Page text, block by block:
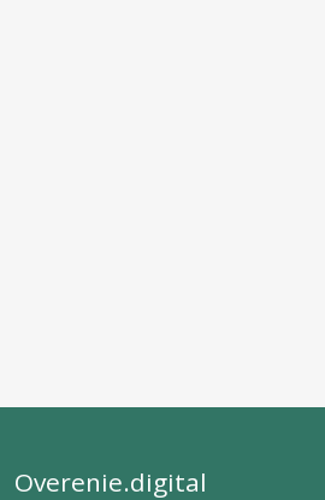
Overenie.digital